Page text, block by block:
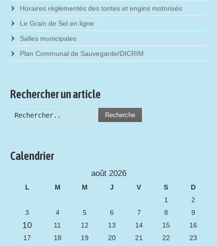
Horaires réglementés des tontes et engins motorisés
Le Grain de Sel en ligne
Salles municipales
Plan Communal de Sauvegarde/DICRIM
Rechercher un article
Recherche
Calendrier
août 2026
L M M J V S
D
1
2
3
4 5 6 7 8 9
10 11 12 13 14 15
16
17
18 19 20 21 22
23